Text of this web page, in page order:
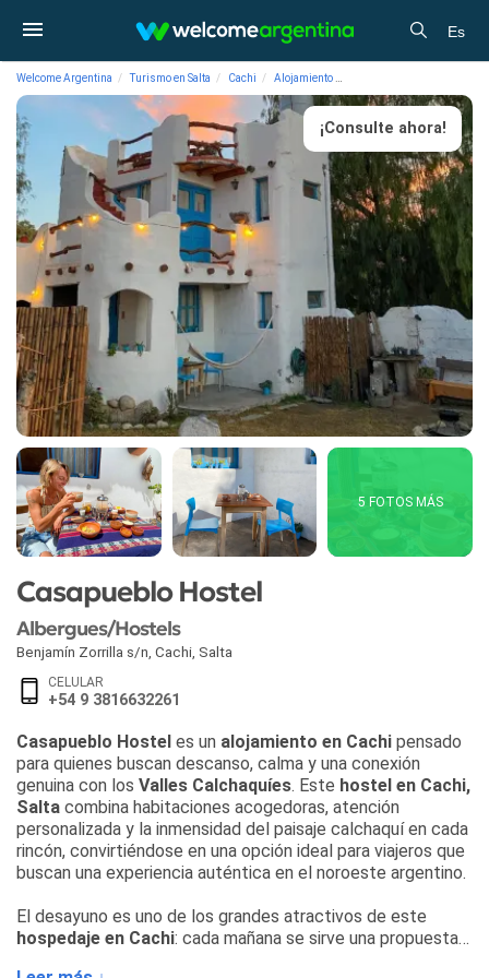
Es
Welcome Argentina Turismo en Salta Cachi Alojamiento
¡Consulte ahora!
5 FOTOS MÁS
Casapueblo Hostel
Albergues/Hostels
Benjamín Zorrilla s/n Cachi Salta
CELULAR
+54 9 3816632261
Casapueblo Hostel es un alojamiento en Cachi pensado
para quienes buscan descanso, calma y una conexión
genuina con los Valles Calchaquíes. Este hostel en Cachi,
Salta combina habitaciones acogedoras, atención
personalizada y la inmensidad del paisaje calchaquí en cada
rincón, convirtiéndose en una opción ideal para viajeros que
buscan una experiencia auténtica en el noroeste argentino.
El desayuno es uno de los grandes atractivos de este
hospedaje en Cachi: cada mañana se sirve una propuesta